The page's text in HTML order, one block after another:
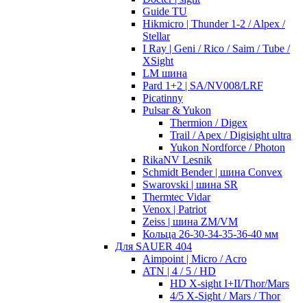
Guide TU
Hikmicro | Thunder 1-2 / Alpex /
Stellar
I Ray | Geni / Rico / Saim / Tube /
XSight
LM шина
Pard 1+2 | SA/NV008/LRF
Picatinny
Pulsar & Yukon
Thermion / Digex
Trail / Apex / Digisight ultra
Yukon Nordforce / Photon
RikaNV Lesnik
Schmidt Bender | шина Convex
Swarovski | шина SR
Thermtec Vidar
Venox | Patriot
Zeiss | шина ZM/VM
Кольца 26-30-34-35-36-40 мм
Для SAUER 404
Aimpoint | Micro / Acro
ATN | 4 / 5 / HD
HD X-sight I+II/Thor/Mars
4/5 X-Sight / Mars / Thor